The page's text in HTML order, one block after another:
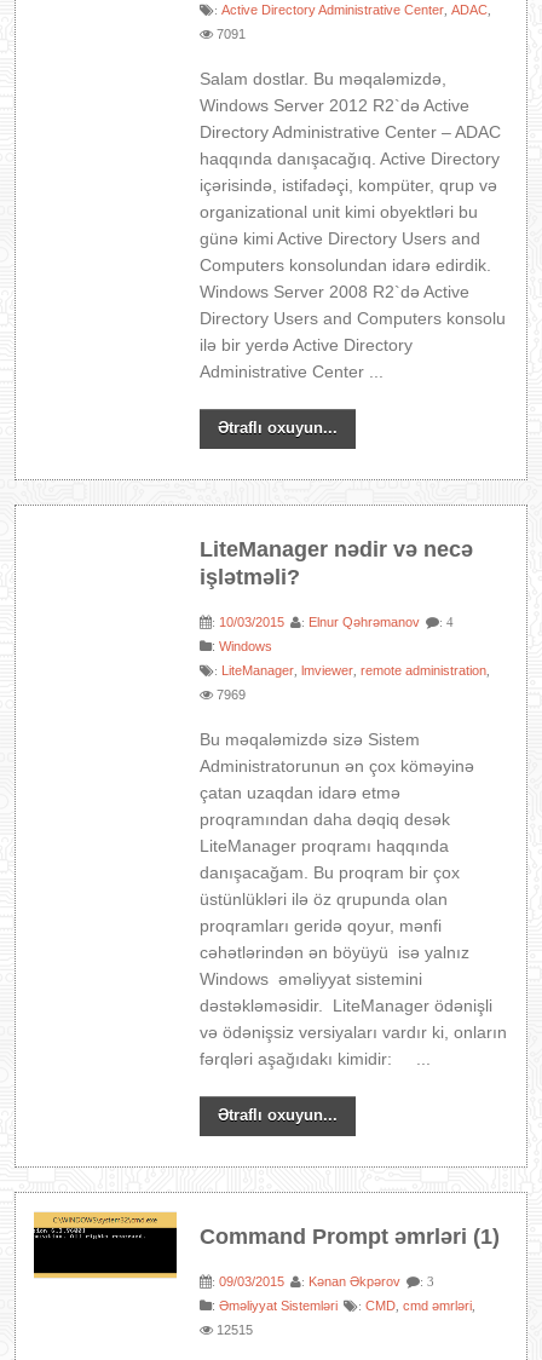
:Active Directory Administrative Center ,ADAC
7091
Salam dostlar. Bu məqaləmizdə,
Windows Server 2012 R2`də Active
Directory Administrative Center – ADAC
haqqında danışacağıq. Active Directory
içərisində, istifadəçi, kompüter, qrup və
organizational unit kimi obyektləri bu
günə kimi Active Directory Users and
Computers konsolundan idarə edirdik.
Windows Server 2008 R2`də Active
Directory Users and Computers konsolu
ilə bir yerdə Active Directory
Administrative Center ...
Ətraflı oxuyun...
LiteManager nədir və necə
işlətməli?
: 10/03/2015 : Elnur Qəhrəmanov : 4
:Windows
: LiteManager lmviewer ,remote administration
7969
Bu məqaləmizdə sizə Sistem
Administratorunun ən çox köməyinə
çatan uzaqdan idarə etmə
proqramından daha dəqiq desək
LiteManager proqramı haqqında
danışacağam. Bu proqram bir çox
üstünlükləri ilə öz qrupunda olan
proqramları geridə qoyur, mənfi
cəhətlərindən ən böyüyü isə yalnız
Windows əməliyyat sistemini
dəstəkləməsidir. LiteManager ödənişli
və ödənişsiz versiyaları vardır ki, onların
fərqləri aşağıdakı kimidir: ...
Ətraflı oxuyun...
Command Prompt əmrləri (1)
:09/03/2015 : Kənan Əkpərov : 3
:Əməliyyat Sistemləri :CMD ,cmd əmrləri
12515